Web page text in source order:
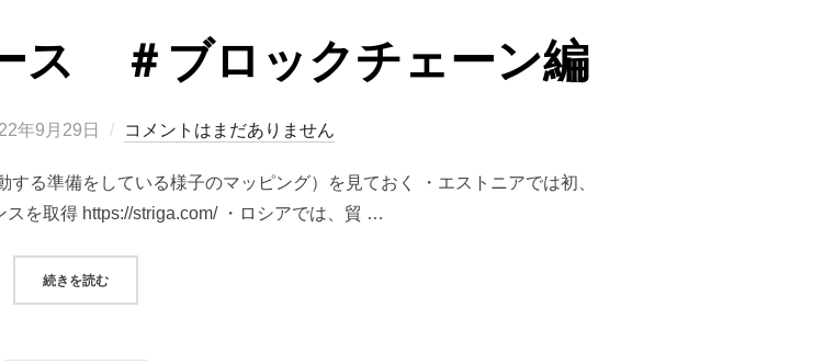
ス ＃ブロックチェーン編
年9月29日 コメントはまだありません
る準備をしている様子のマッピング）を見ておく ・エストニアでは初、
を取得 https://striga.com/ ・ロシアでは、貿 …
続きを読む“最近の気になるニュース ＃ブロックチェーン編”